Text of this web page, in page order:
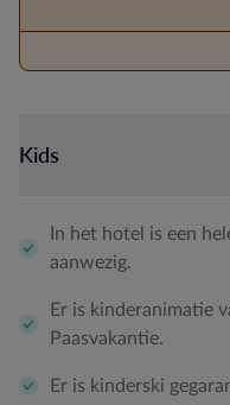
Kids
In het hotel is een
aanwezig.
Er is kinderanimatie
Paasvakantie.
Er is kinderski